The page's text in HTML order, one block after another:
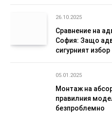
26.10.2025
Сравнение на
София: Защо
сигурният избор
05.01.2025
Монтаж на
правилния
безпроблемно